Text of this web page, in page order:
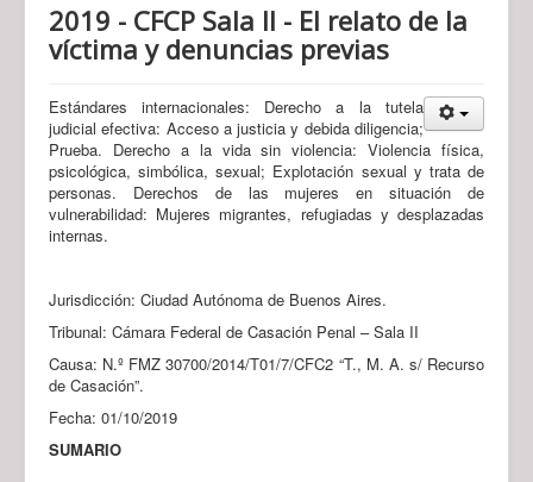
Recursos y Servicios de Atención
Contacto
2019 - CFCP Sala II - El relato de la
víctima y denuncias previas
Estándares internacionales: Derecho a la tutela
judicial efectiva: Acceso a justicia y debida diligencia;
Prueba. Derecho a la vida sin violencia: Violencia física,
psicológica, simbólica, sexual; Explotación sexual y trata de
personas. Derechos de las mujeres en situación de
vulnerabilidad: Mujeres migrantes, refugiadas y desplazadas
internas.
Jurisdicción: Ciudad Autónoma de Buenos Aires.
Tribunal: Cámara Federal de Casación Penal – Sala II
Causa: N.º FMZ 30700/2014/T01/7/CFC2 “T., M. A. s/ Recurso
de Casación”.
Fecha: 01/10/2019
SUMARIO